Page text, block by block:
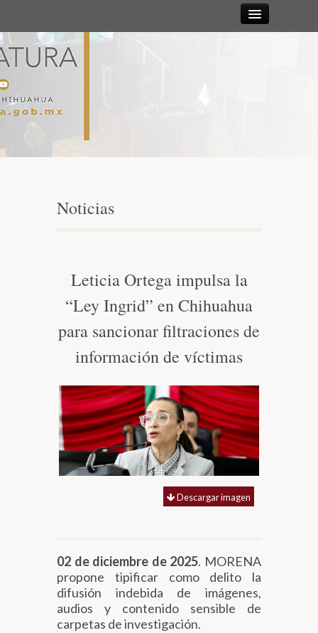
Mesa Directiva y Diputación Permanente
Comisiones
Secretarías
Transparencia
Noticias
Leticia Ortega impulsa la
“Ley Ingrid” en Chihuahua
para sancionar filtraciones de
información de víctimas
Descargar imagen
02 de diciembre de 2025. MORENA
propone tipificar como delito la
difusión indebida de imágenes,
audios y contenido sensible de
carpetas de investigación.